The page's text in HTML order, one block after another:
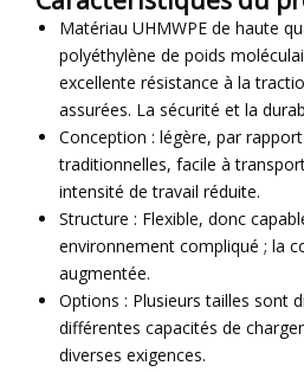
Matériau UHMWPE de haute
polyéthylène de poids
excellente résistance à la
assurées. La sécurité et la
Conception : légère, par
traditionnelles, facile à
intensité de travail réduite.
Structure : Flexible, donc
environnement compliqué ; la
augmentée.
Options : Plusieurs tailles sont
différentes capacités de
diverses exigences.